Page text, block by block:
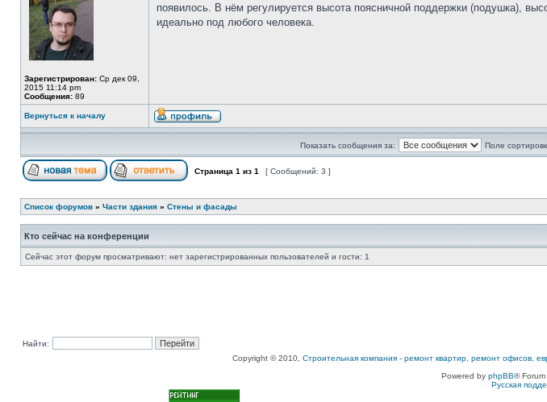
Зарегистрирован: Ср дек 09,
2015 11:14 pm
Сообщения: 89
появилось. В нём регулируется высота поясничной поддержки (подушка),
идеально под любого человека.
Вернуться к началу
Показать сообщения за: Поле
Страница 1 из 1 [ Сообщений: 3 ]
Список форумов » Части здания » Стены и фасады
Кто сейчас на конференции
Сейчас этот форум просматривают: нет зарегистрированных пользователей и гости: 1
Найти:
Copyright © 2010, Строительная компания - ремонт квартир, ремонт офисов,
Powered by phpBB®
Русская